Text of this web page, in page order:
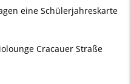
eine Schülerjahreskarte
Cracauer Straße